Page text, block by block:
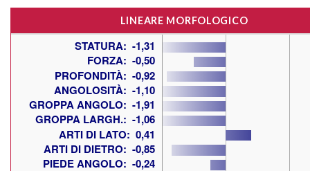
LINEARE MORFOLOGICO